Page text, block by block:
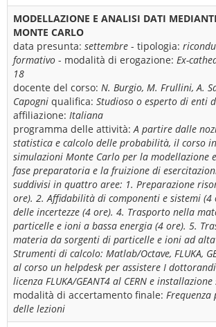
MODELLAZIONE E ANALISI DATI
MONTE CARLO
data presunta: settembre - tipologia:
formativo - modalità di erogazione: Ex-
18
docente del corso: N. Burgio, M. Frullini, A.
Capogni qualifica: Studioso o esperto di enti
affiliazione: Italiana
programma delle attività:A partire dalle
statistica e calcolo delle probabilità, il corso
simulazioni Monte Carlo per la modellazione
fase preparatoria e la fruizione di
suddivisi in quattro aree: 1. Preparazione
ore). 2. Affidabilità di componenti e sistemi (4
delle incertezze (4 ore). 4. Trasporto nella
particelle e ioni a bassa energia (4 ore). 5.
materia da sorgenti di particelle e ioni ad alta
Strumenti di calcolo: Matlab/Octave, FLUKA,
al corso un helpdesk per assistere I
licenza FLUKA/GEANT4 al CERN e
modalità di accertamento finale: Frequenza
delle lezioni